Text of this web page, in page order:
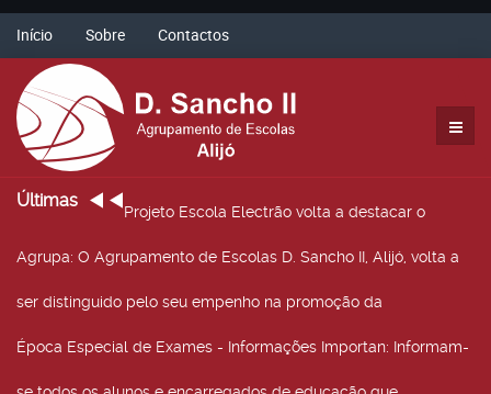
Início Sobre Contactos
Últimas
Projeto Escola Electrão volta a destacar o
Agrupa: O Agrupamento de Escolas D. Sancho II, Alijó, volta a
ser distinguido pelo seu empenho na promoção da
Época Especial de Exames - Informações Importan: Informam-